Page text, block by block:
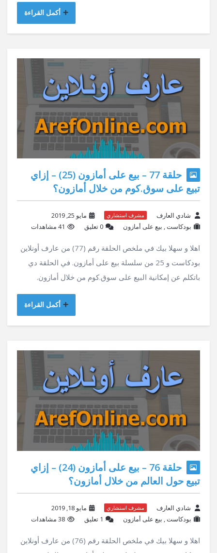
أكمل القراءة
حلقة 77 – بيع على أمازون (25) – إزاي
تبيع على سوق.كوم من خلال أمازون؟
شادي العارف مشرف استشاري
مايو 25, 2019
بودكاست, بيع على أمازون ‫0 تعليق 41 مشاهدات
اهلا و سهلا بيك في ملخص الحلقة رقم (77) من عارف أونلاين
بودكاست و 25 من سلسلة بيع على أمازون. في الحلقة دي
باتكلم عن إمكانية البيع على سوق.كوم من خلال أمازون.
أكمل القراءة
حلقة 76 – بيع على أمازون (24) – إزاي
تبيع حول العالم من خلال أمازون؟
شادي العارف مشرف استشاري
مايو 18, 2019
بودكاست, بيع على أمازون ‫1 تعليق 38 مشاهدات
اهلا و سهلا بيك في ملخص الحلقة رقم (76) من عارف أونلاين